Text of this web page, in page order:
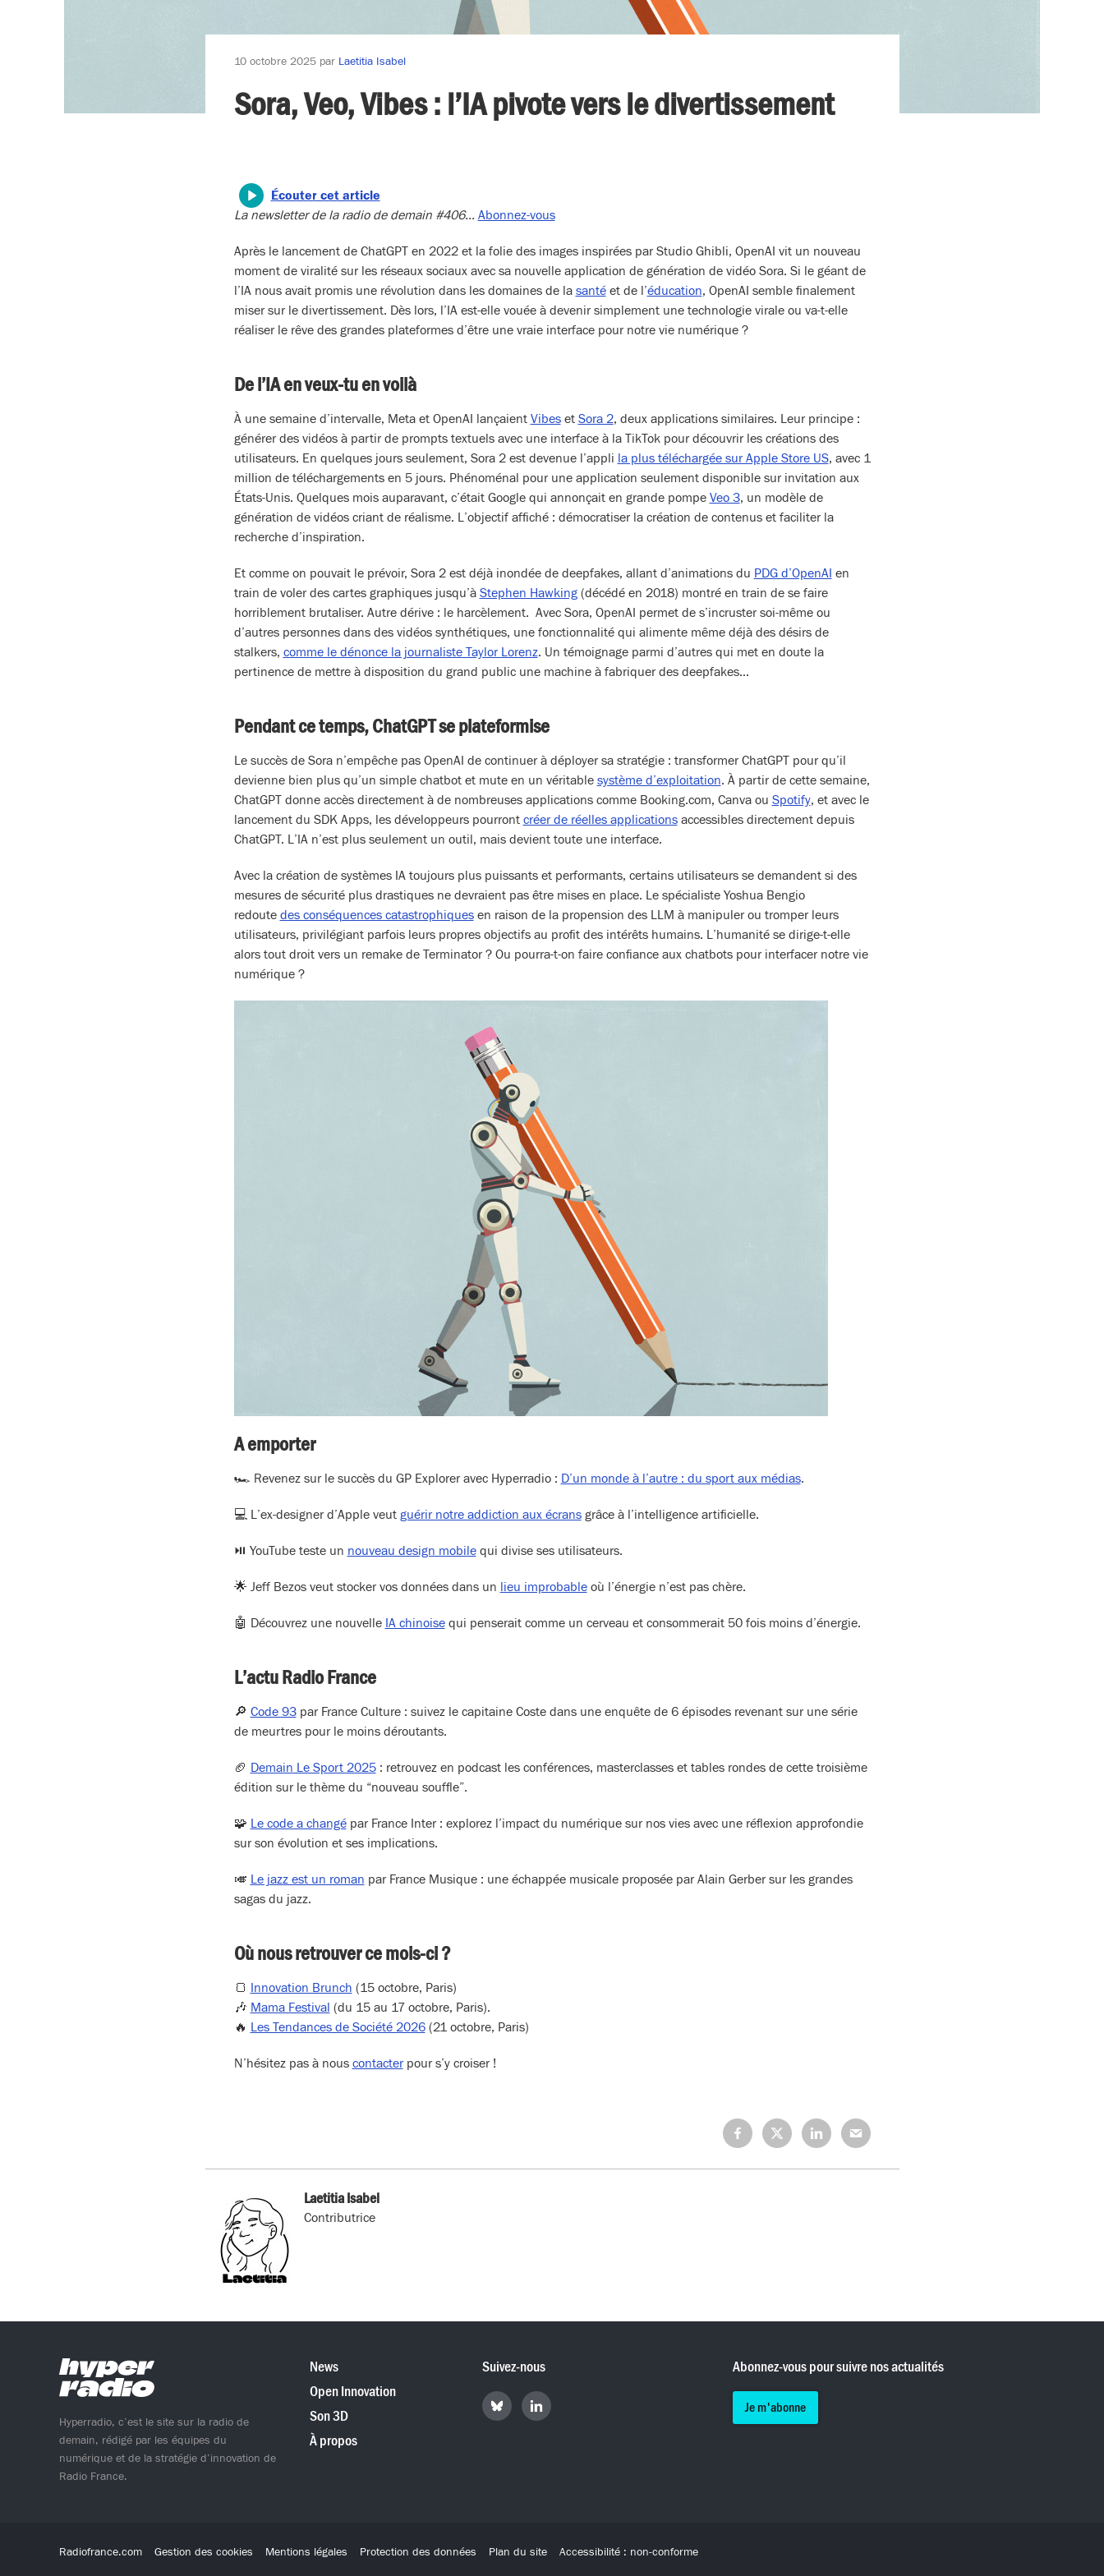
10 octobre 2025par Laetitia Isabel
Sora, Veo, Vibes : l’IA pivote vers le divertissement
Écouter cet article
La newsletter de la radio de demain #406… Abonnez-vous
Après le lancement de ChatGPT en 2022 et la folie des images inspirées par Studio Ghibli, OpenAI vit un nouveau
moment de viralité sur les réseaux sociaux avec sa nouvelle application de génération de vidéo Sora. Si le géant de
l’IA nous avait promis une révolution dans les domaines de la santéet de l’éducation, OpenAI semble finalement
miser sur le divertissement. Dès lors, l’IA est-elle vouée à devenir simplement une technologie virale ou va-t-elle
réaliser le rêve des grandes plateformes d’être une vraie interface pour notre vie numérique ?
De l’IA en veux-tu en voilà
À une semaine d’intervalle, Meta et OpenAI lançaient Vibeset Sora 2, deux applications similaires. Leur principe :
générer des vidéos à partir de prompts textuels avec une interface à la TikTok pour découvrir les créations des
utilisateurs. En quelques jours seulement, Sora 2 est devenue l’appli la plus téléchargée sur Apple Store US, avec 1
million de téléchargements en 5 jours. Phénoménal pour une application seulement disponible sur invitation aux
États-Unis. Quelques mois auparavant, c’était Google qui annonçait en grande pompe Veo 3, un modèle de
génération de vidéos criant de réalisme. L’objectif affiché : démocratiser la création de contenus et faciliter la
recherche d’inspiration.
Et comme on pouvait le prévoir, Sora 2 est déjà inondée de deepfakes, allant d’animations du PDG d’OpenAI en
train de voler des cartes graphiques jusqu’à Stephen Hawking(décédé en 2018) montré en train de se faire
horriblement brutaliser. Autre dérive : le harcèlement. Avec Sora, OpenAI permet de s’incruster soi-même ou
d’autres personnes dans des vidéos synthétiques, une fonctionnalité qui alimente même déjà des désirs de
stalkers, comme le dénonce la journaliste Taylor Lorenz. Un témoignage parmi d’autres qui met en doute la
pertinence de mettre à disposition du grand public une machine à fabriquer des deepfakes…
Pendant ce temps, ChatGPT se plateformise
Le succès de Sora n’empêche pas OpenAI de continuer à déployer sa stratégie : transformer ChatGPT pour qu’il
devienne bien plus qu’un simple chatbot et mute en un véritable système d’exploitation. À partir de cette semaine,
ChatGPT donne accès directement à de nombreuses applications comme Booking.com, Canva ou Spotify, et avec le
lancement du SDK Apps, les développeurs pourront créer de réelles applicationsaccessibles directement depuis
ChatGPT. L’IA n’est plus seulement un outil, mais devient toute une interface.
Avec la création de systèmes IA toujours plus puissants et performants, certains utilisateurs se demandent si des
mesures de sécurité plus drastiques ne devraient pas être mises en place. Le spécialiste Yoshua Bengio
redoute des conséquences catastrophiquesen raison de la propension des LLM à manipuler ou tromper leurs
utilisateurs, privilégiant parfois leurs propres objectifs au profit des intérêts humains. L’humanité se dirige-t-elle
alors tout droit vers un remake de Terminator ? Ou pourra-t-on faire confiance aux chatbots pour interfacer notre vie
numérique ?
A emporter
🏎️ Revenez sur le succès du GP Explorer avec Hyperradio : D’un monde à l’autre : du sport aux médias.
💻 L’ex-designer d’Apple veut guérir notre addiction aux écransgrâce à l’intelligence artificielle.
⏯️ YouTube teste un nouveau design mobilequi divise ses utilisateurs.
🌟 Jeff Bezos veut stocker vos données dans un lieu improbableoù l’énergie n’est pas chère.
🤖 Découvrez une nouvelle IA chinoisequi penserait comme un cerveau et consommerait 50 fois moins d’énergie.
L’actu Radio France
🔎 Code 93par France Culture : suivez le capitaine Coste dans une enquête de 6 épisodes revenant sur une série
de meurtres pour le moins déroutants.
🏈 Demain Le Sport 2025: retrouvez en podcast les conférences, masterclasses et tables rondes de cette troisième
édition sur le thème du “nouveau souffle”.
🧩 Le code a changépar France Inter : explorez l’impact du numérique sur nos vies avec une réflexion approfondie
sur son évolution et ses implications.
🎺 Le jazz est un roman par France Musique : une échappée musicale proposée par Alain Gerber sur les grandes
sagas du jazz.
Où nous retrouver ce mois-ci ?
🍞 Innovation Brunch (15 octobre, Paris)
🎶 Mama Festival (du 15 au 17 octobre, Paris).
🔥 Les Tendances de Société 2026(21 octobre, Paris)
N’hésitez pas à nous contacterpour s’y croiser !
Partagez
sur
Facebook
Partagez
sur
X
Partagez
sur
LinkedIn
Partagez
sur
Mail
Laetitia Isabel
Contributrice
Hyperradio, c’est le site sur la radio de
demain, rédigé par les équipes du
numérique et de la stratégie d’innovation de
Radio France.
News
Open Innovation
Son 3D
À propos
Suivez-nous
Retrouvez
Hyperradio
Retrouvez
Hyperradio
Abonnez-vous pour suivre nos actualités
Je m'abonne
Radiofrance.com Gestion des cookies Mentions légales Protection des données Plan du site Accessibilité : non-conforme